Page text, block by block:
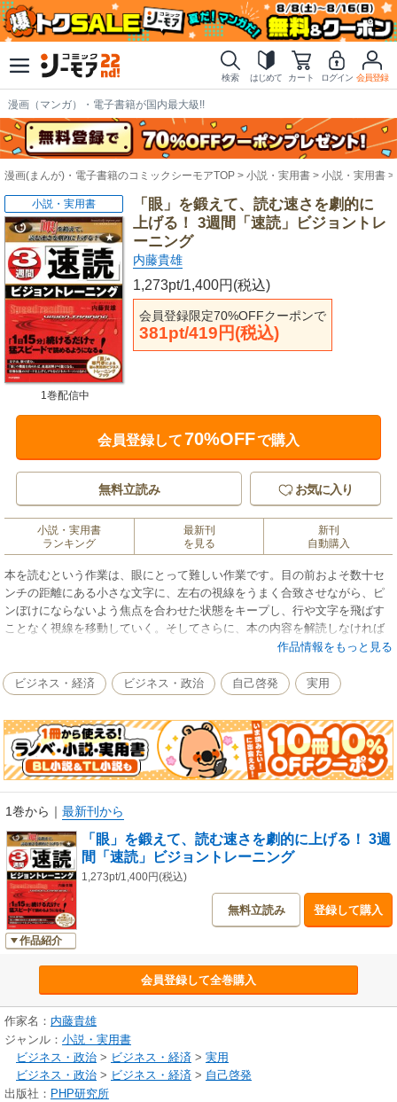
検索 はじめて カート ログイン 会員登録
漫画（マンガ）・電子書籍が国内最大級!!
漫画(まんが)・電子書籍のコミックシーモアTOP 小説・実用書 小説・実用書
「眼」を鍛えて、読む速さを劇的に
上げる！ 3週間「速読」ビジョントレ
ーニング
内藤貴雄
1,273pt/1,400円(税込)
会員登録限定70%OFFクーポンで
381pt/419円(税込)
小説・実用書
1巻配信中
会員登録して70%OFFで購入
無料立読み お気に入り
小説・実用書
ランキング
最新刊
を見る
新刊
自動購入
本を読むという作業は、眼にとって難しい作業です。目の前およそ数十セ
ンチの距離にある小さな文字に、左右の視線をうまく合致させながら、ピ
ンぼけにならないよう焦点を合わせた状態をキープし、行や文字を飛ばす
ことなく視線を移動していく。そしてさらに、本の内容を解読しなければ
ならないからです。それを高速で行う速読は、非常に高度な技術にほかな
践的な速読ワークブック。まず、本を読むときの最も基本的な眼の働き
「基礎両眼視機能」をトレーニングします。そして次第にそのレベルを上
を織り交ぜ、最終的には当初の5倍の読書速度をめざして文章を高速かつ正
確に読解するトレーニングへと段階的に進みます。パズルのような楽しさ
を楽しみながら、3週間で驚くほどの能力を手に入れられる画期的な一冊！
作品情報をもっと見る
ビジネス・経済 ビジネス・政治 自己啓発 実用
1巻から ｜ 最新刊から
作品紹介
「眼」を鍛えて、読む速さを劇的に上げる！ 3週
間「速読」ビジョントレーニング
1,273pt/1,400円(税込)
無料立読み 登録して購入
会員登録して全巻購入
作家名： 内藤貴雄
ジャンル： 小説・実用書
ビジネス・政治 > ビジネス・経済 > 実用
ビジネス・政治 > ビジネス・経済 > 自己啓発
出版社： PHP研究所